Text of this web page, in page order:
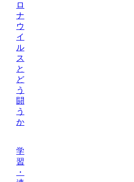
ロ
ナ
ウ
イ
ル
ス
と
ど
う
闘
う
か
学
習
・